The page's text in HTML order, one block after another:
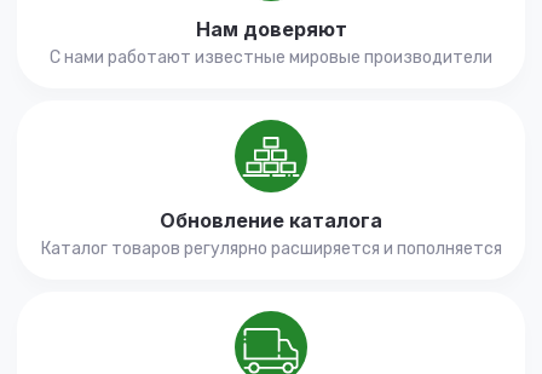
Нам доверяют
С нами работают известные мировые производители
Обновление каталога
Каталог товаров регулярно расширяется и пополняется